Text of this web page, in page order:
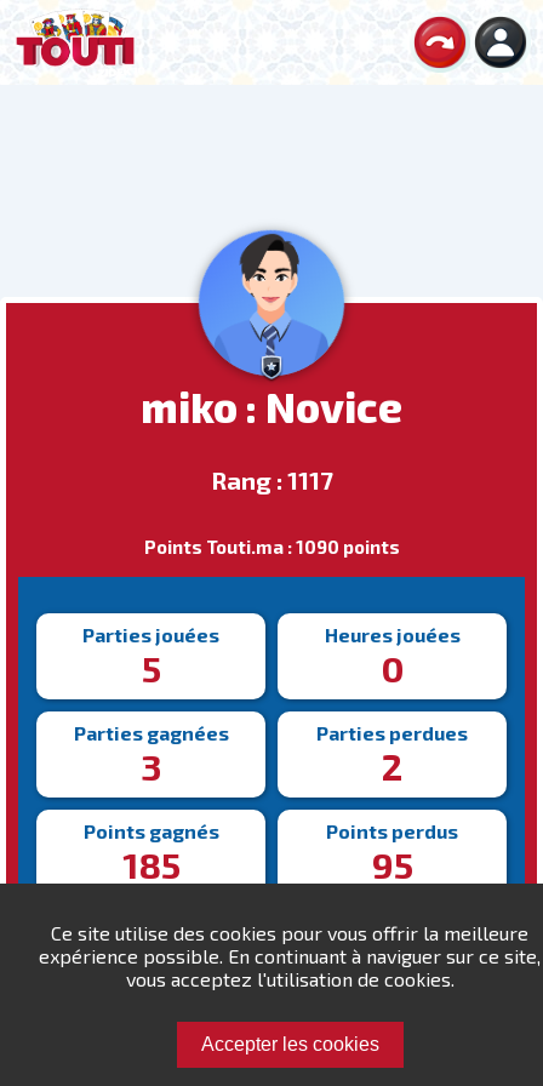
Ce site utilise des cookies pour vous offrir la meilleure
expérience possible. En continuant à naviguer sur ce site,
vous acceptez l'utilisation de cookies.
Accepter les cookies
miko : Novice
Rang : 1117
Points Touti.ma : 1090 points
Parties jouées
5
Heures jouées
0
Parties gagnées
3
Parties perdues
2
Points gagnés
185
Points perdus
95
Victoire la plus rapide
255s
Victoire la plus lente
430s
Défiez miko !